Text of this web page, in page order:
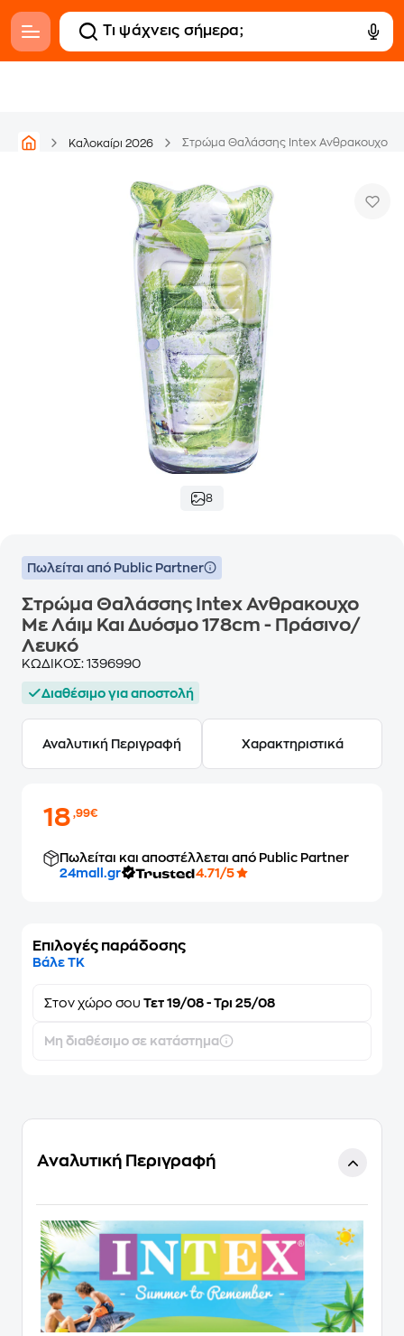
Καλοκαίρι 2026
8
Πωλείται από Public Partner
Στρώμα Θαλάσσης Intex Ανθρακουχο
Με Λάιμ Και Δυόσμο 178cm - Πράσινο/
Λευκό
ΚΩΔΙΚΟΣ: 1396990
Διαθέσιμο για αποστολή
Αναλυτική Περιγραφή Χαρακτηριστικά
18,99€
Πωλείται και αποστέλλεται από Public Partner
24mall.gr
4.71/5
Επιλογές παράδοσης
Βάλε ΤΚ
Στον χώρο σου Τετ 19/08 - Τρι 25/08
Μη διαθέσιμο σε κατάστημα
Αναλυτική Περιγραφή